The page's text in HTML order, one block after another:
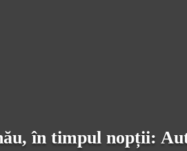
în timpul nopții: